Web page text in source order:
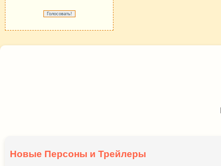
Новые Персоны и Трейлеры